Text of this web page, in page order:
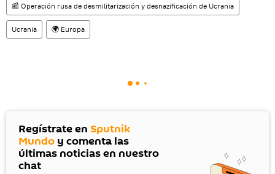
📰 Operación rusa de desmilitarización y desnazificación de Ucrania
Ucrania 🌍 Europa
Regístrate en Sputnik
Mundo y comenta las
últimas noticias en nuestro
chat